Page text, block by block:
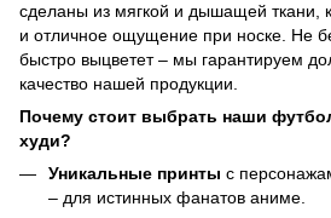
сделаны из мягкой и дышащей ткани,
и отличное ощущение при носке. Не
быстро выцветет – мы гарантируем
качество нашей продукции.
Почему стоит выбрать наши
худи?
Уникальные принты с
– для истинных фанатов аниме.